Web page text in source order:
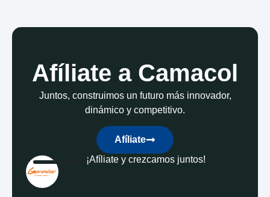
Afíliate a Camacol
Juntos, construimos un futuro más innovador,
dinámico y competitivo.
Afíliate
¡Afíliate y crezcamos juntos!